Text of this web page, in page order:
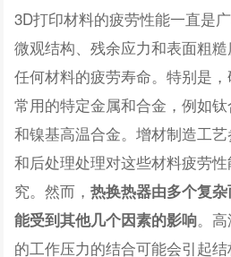
3D打印材料的疲劳性能一直是
微观结构、残余应力和表面粗
任何材料的疲劳寿命。特别是
常用的特定金属和合金，例如
和镍基高温合金。增材制造工
和后处理处理对这些材料疲劳
究。然而，热换热器由多个复
能受到其他几个因素的影响。
的工作压力的结合可能会引起